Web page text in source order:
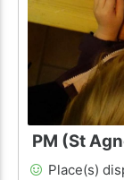
PM (St
Place(s)